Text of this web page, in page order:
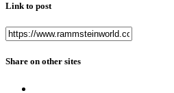
Link to post
Share on other sites